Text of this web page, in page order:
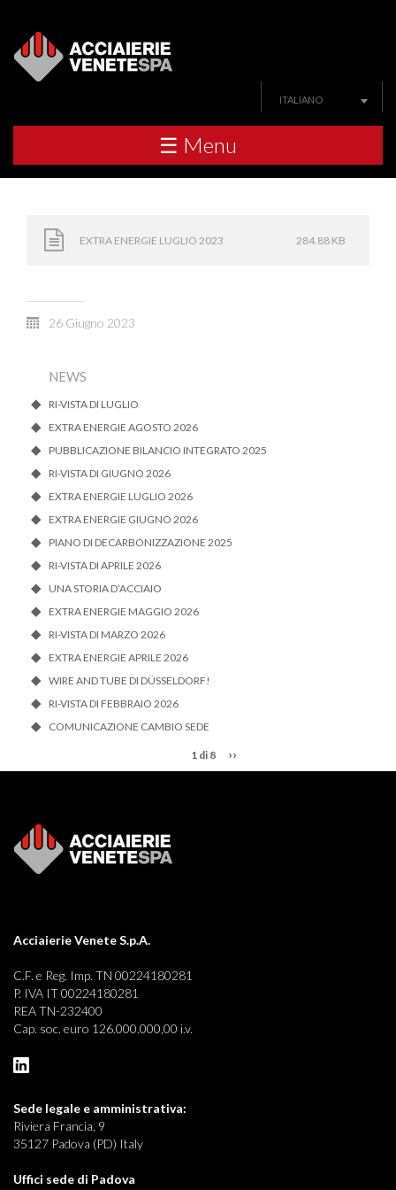
ITALIANO
☰ Menu
EXTRA ENERGIE LUGLIO 2023 284.88 KB
26 Giugno 2023
NEWS
RI-VISTA DI LUGLIO
EXTRA ENERGIE AGOSTO 2026
PUBBLICAZIONE BILANCIO INTEGRATO 2025
RI-VISTA DI GIUGNO 2026
EXTRA ENERGIE LUGLIO 2026
EXTRA ENERGIE GIUGNO 2026
PIANO DI DECARBONIZZAZIONE 2025
RI-VISTA DI APRILE 2026
UNA STORIA D’ACCIAIO
EXTRA ENERGIE MAGGIO 2026
RI-VISTA DI MARZO 2026
EXTRA ENERGIE APRILE 2026
WIRE AND TUBE DI DÜSSELDORF!
RI-VISTA DI FEBBRAIO 2026
COMUNICAZIONE CAMBIO SEDE
1 di 8 ››
Acciaierie Venete S.p.A.
C.F. e Reg. Imp. TN 00224180281
P. IVA IT 00224180281
REA TN-232400
Cap. soc. euro 126.000.000,00 i.v.
Sede legale e amministrativa:
Riviera Francia, 9
35127 Padova (PD) Italy
Uffici sede di Padova